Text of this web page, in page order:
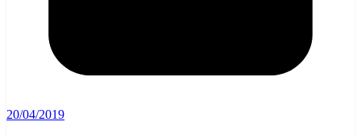
20/04/2019